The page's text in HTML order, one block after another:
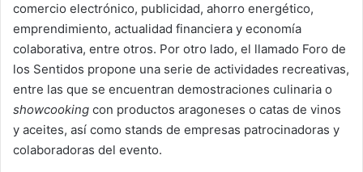
comercio electrónico, publicidad, ahorro energético,
emprendimiento, actualidad financiera y economía
colaborativa, entre otros. Por otro lado, el llamado Foro de
los Sentidos propone una serie de actividades recreativas,
entre las que se encuentran demostraciones culinaria o
showcooking con productos aragoneses o catas de vinos
y aceites, así como stands de empresas patrocinadoras y
colaboradoras del evento.